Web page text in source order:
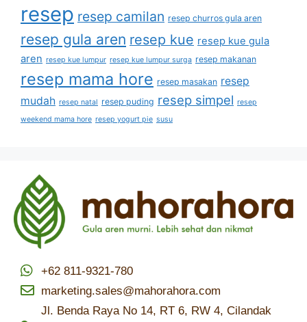
resep resep camilan resep churros gula aren
resep gula aren resep kue resep kue gula
aren resep kue lumpur resep kue lumpur surga resep makanan
resep mama hore resep masakan resep
mudah resep natal resep puding resep simpel resep
weekend mama hore resep yogurt pie susu
+62 811-9321-780
marketing.sales@mahorahora.com
Jl. Benda Raya No 14, RT 6, RW 4, Cilandak